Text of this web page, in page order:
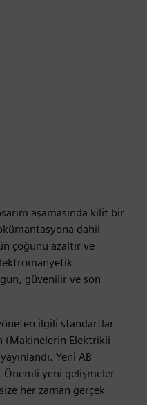
aşamasında kilit bir
dahil
çoğunu azaltır ve
güvenilir ve son
ilgili standartlar
(Makinelerin Elektrikli
Yeni AB
Önemli yeni gelişmeler
her zaman gerçek